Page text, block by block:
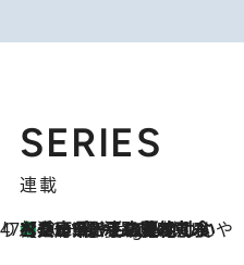
SERIES
連載
47都道府県の手みやげ ひんやりスイーツで夏を満喫
10 Hours Ago
【兵庫県】この夏絶対食べたい 冷やしておいしいおやつ3選 淡路島の恵みをジェラートに集約